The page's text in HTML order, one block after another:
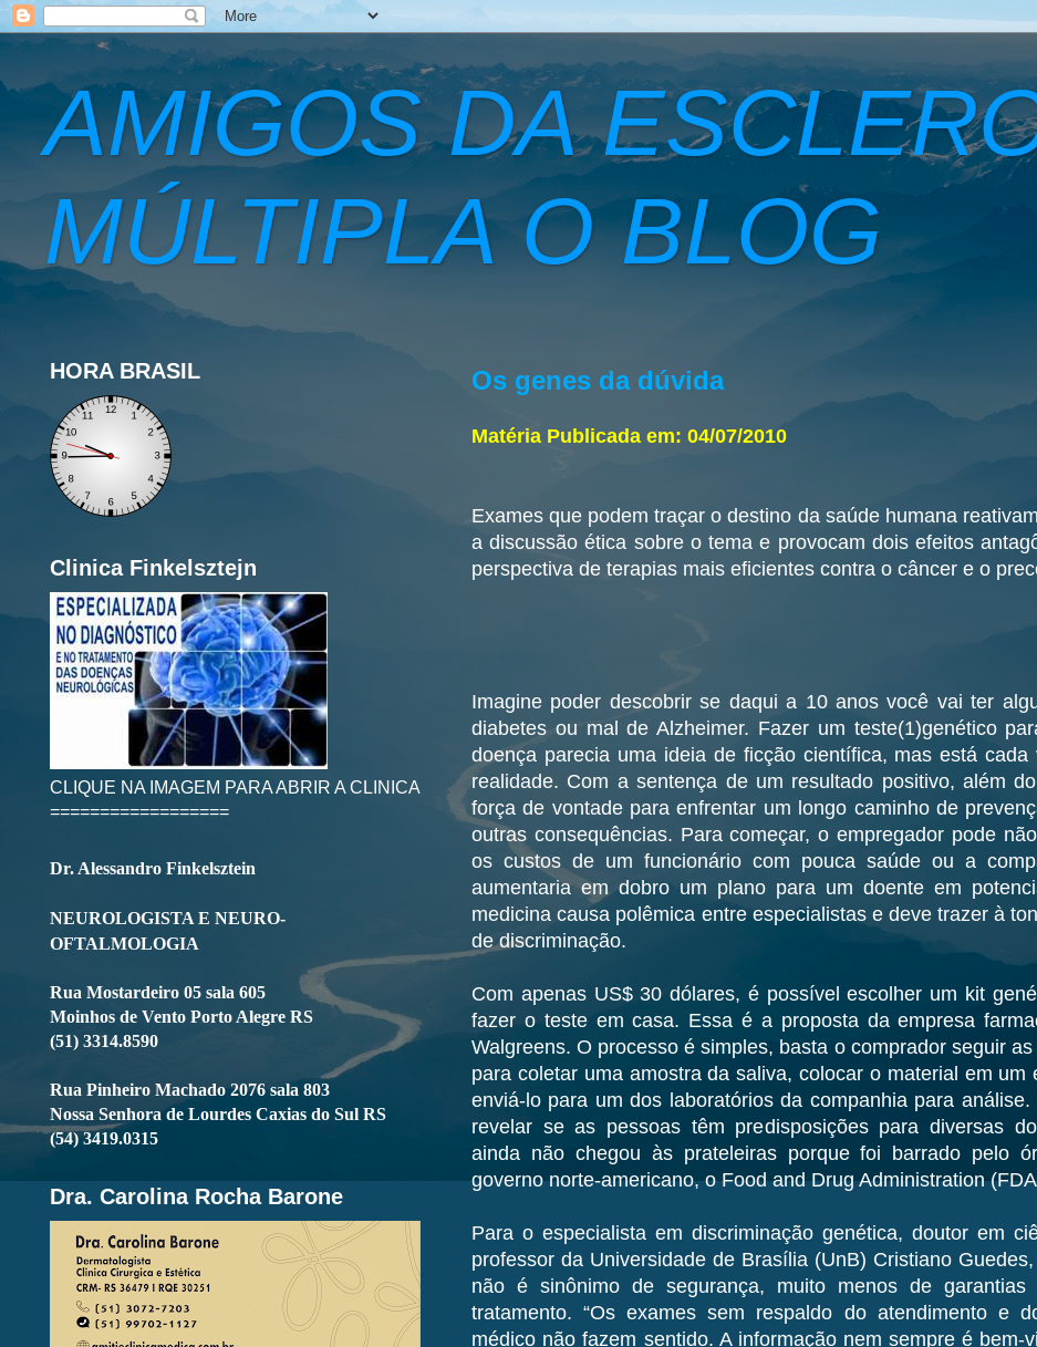
AMIGOS DA
MÚLTIPLA O BLOG
Os genes da dúvida
Matéria Publicada em: 04/07/2010
Exames que podem traçar o destino da saúde humana
a discussão ética sobre o tema e provocam dois efeitos
perspectiva de terapias mais eficientes contra o câncer e o
Imagine poder descobrir se daqui a 10 anos você vai ter
diabetes ou mal de Alzheimer. Fazer um teste(1)genético
doença parecia uma ideia de ficção científica, mas está
realidade. Com a sentença de um resultado positivo, além
força de vontade para enfrentar um longo caminho de
outras consequências. Para começar, o empregador pode
os custos de um funcionário com pouca saúde ou a
aumentaria em dobro um plano para um doente em
medicina causa polêmica entre especialistas e deve trazer à
de discriminação.
Com apenas US$ 30 dólares, é possível escolher um kit
fazer o teste em casa. Essa é a proposta da empresa
Walgreens. O processo é simples, basta o comprador seguir
para coletar uma amostra da saliva, colocar o material em um
enviá-lo para um dos laboratórios da companhia para
revelar se as pessoas têm predisposições para diversas
ainda não chegou às prateleiras porque foi barrado pelo
governo norte-americano, o Food and Drug Administration
Para o especialista em discriminação genética, doutor em
professor da Universidade de Brasília (UnB) Cristiano
não é sinônimo de segurança, muito menos de garantias
tratamento. “Os exames sem respaldo do atendimento e
médico não fazem sentido. A informação nem sempre é bem-
HORA BRASIL
Clinica Finkelsztejn
CLIQUE NA IMAGEM PARA ABRIR A CLINICA
==================
Dr. Alessandro Finkelsztein
NEUROLOGISTA E NEURO-
OFTALMOLOGIA
Rua Mostardeiro 05 sala 605
Moinhos de Vento Porto Alegre RS
(51) 3314.8590
Rua Pinheiro Machado 2076 sala 803
Nossa Senhora de Lourdes Caxias do Sul RS
(54) 3419.0315
Dra. Carolina Rocha Barone